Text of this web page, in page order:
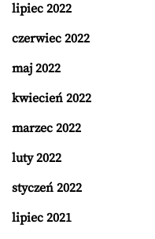
lipiec 2022
czerwiec 2022
maj 2022
kwiecień 2022
marzec 2022
luty 2022
styczeń 2022
lipiec 2021